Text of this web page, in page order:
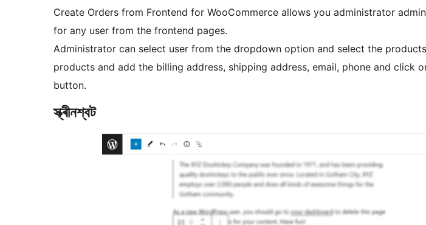
Create Orders from Frontend for WooCommerce allows you administrator
for any user from the frontend pages.
Administrator can select user from the dropdown option and select the
products and add the billing address, shipping address, email, phone and click
button.
স্ক্ৰীনশ্বট